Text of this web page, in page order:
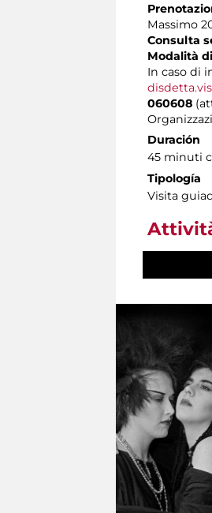
Massimo
Consulta
Modalità
In caso di
060608
Duración
45 minuti
Tipología
Visita